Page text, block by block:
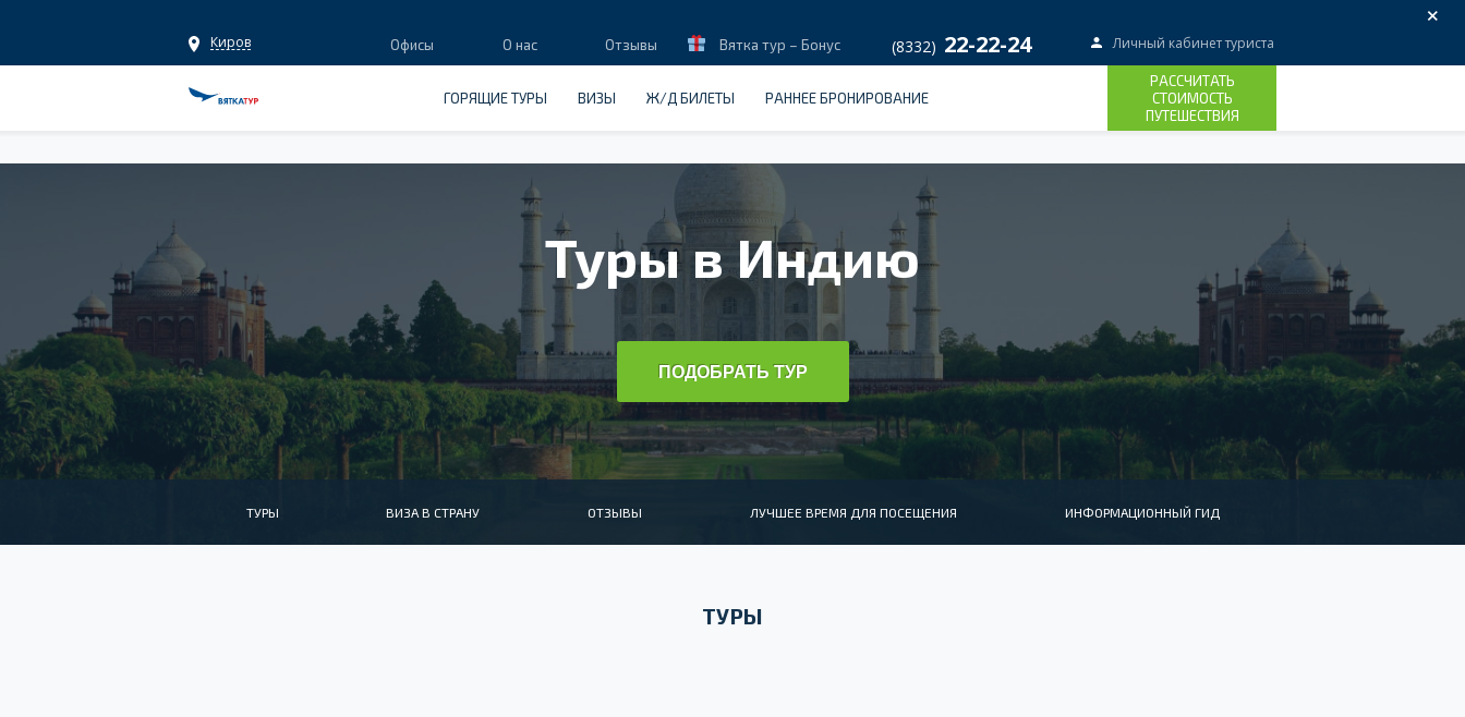
×
Киров Офисы О нас Отзывы Вятка тур – Бонус (8332) 22-22-24 Личный кабинет туриста
ГОРЯЩИЕ ТУРЫ ВИЗЫ Ж/Д БИЛЕТЫ РАННЕЕ БРОНИРОВАНИЕ
РАССЧИТАТЬ
СТОИМОСТЬ
ПУТЕШЕСТВИЯ
Туры в Индию
ПОДОБРАТЬ ТУР
ТУРЫ ВИЗА В СТРАНУ ОТЗЫВЫ ЛУЧШЕЕ ВРЕМЯ ДЛЯ ПОСЕЩЕНИЯ ИНФОРМАЦИОННЫЙ ГИД
ТУРЫ